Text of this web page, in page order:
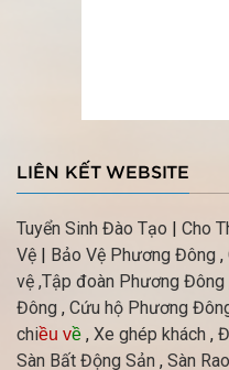
LIÊN KẾT WEBSITE
Tuyển Sinh Đào Tạo Cho
Vệ
Bảo Vệ Phương Đông ,
vệ ,Tập đoàn Phương Đông
Đông , Cứu hộ Phương
chiều về , Xe ghép khách ,
Sàn Bất Động Sản , Sàn